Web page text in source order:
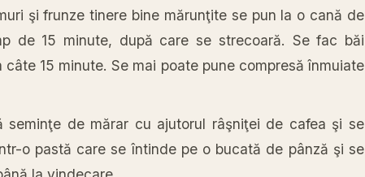
şi frunze tinere bine mărunţite se pun la o cană de
de 15 minute, după care se strecoară. Se fac băi
15 minute. Se mai poate pune compresă înmuiate
seminţe de mărar cu ajutorul râşniţei de cafea şi se
o pastă care se întinde pe o bucată de pânză şi se